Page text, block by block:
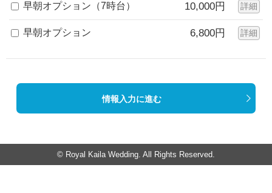
早朝オプション（7時台） 10,000円 詳細
早朝オプション 6,800円 詳細
情報入力に進む
© Royal Kaila Wedding. All Rights Reserved.